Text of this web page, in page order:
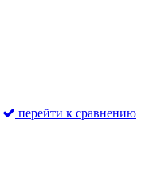
перейти к сравнению